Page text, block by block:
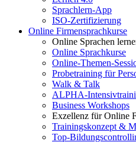
Sprachlern-App
ISO-Zertifizierung
Online Firmensprachkurse
Online Sprachen
Online Sprachkurse
Online-Themen-
Probetraining für
Walk & Talk
ALPHA-
Business Workshops
Exzellenz für Online
Trainingskonzept &
Top-